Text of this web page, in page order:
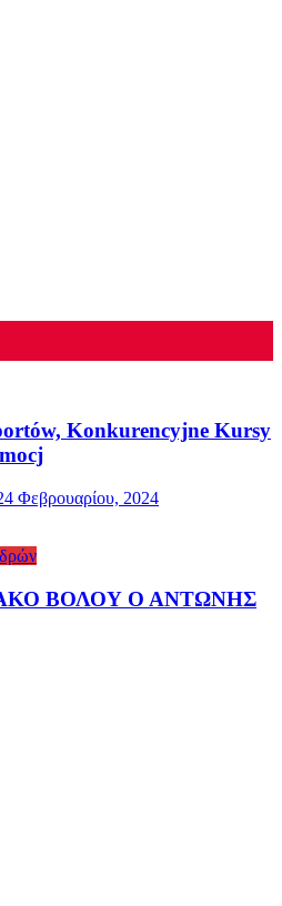
Konkurencyjne Kursy
Φεβρουαρίου, 2024
ΒΟΛΟΥ Ο ΑΝΤΩΝΗΣ